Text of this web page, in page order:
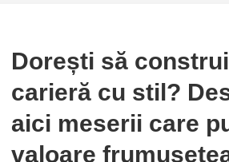
Dorești să
carieră cu stil?
aici meserii care
valoare